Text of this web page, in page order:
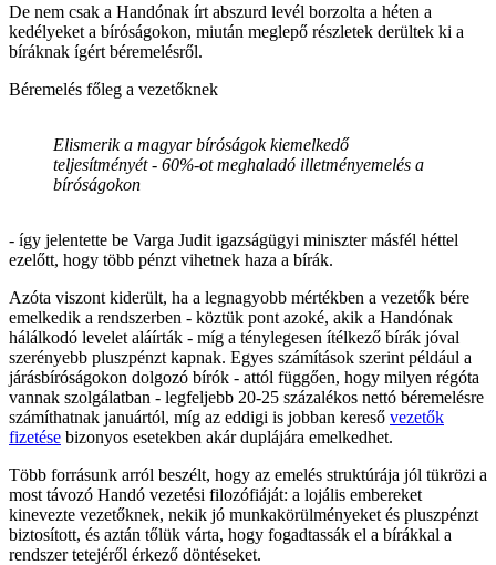
De nem csak a Handónak írt abszurd levél borzolta a héten a
kedélyeket a bíróságokon, miután meglepő részletek derültek ki a
bíráknak ígért béremelésről.
Béremelés főleg a vezetőknek
Elismerik a magyar bíróságok kiemelkedő
teljesítményét - 60%-ot meghaladó illetményemelés a
bíróságokon
- így jelentette be Varga Judit igazságügyi miniszter másfél héttel
ezelőtt, hogy több pénzt vihetnek haza a bírák.
Azóta viszont kiderült, ha a legnagyobb mértékben a vezetők bére
emelkedik a rendszerben - köztük pont azoké, akik a Handónak
hálálkodó levelet aláírták - míg a ténylegesen ítélkező bírák jóval
szerényebb pluszpénzt kapnak. Egyes számítások szerint például a
járásbíróságokon dolgozó bírók - attól függően, hogy milyen régóta
vannak szolgálatban - legfeljebb 20-25 százalékos nettó béremelésre
számíthatnak januártól, míg az eddigi is jobban kereső vezetők
fizetése bizonyos esetekben akár duplájára emelkedhet.
Több forrásunk arról beszélt, hogy az emelés struktúrája jól tükrözi a
most távozó Handó vezetési filozófiáját: a lojális embereket
kinevezte vezetőknek, nekik jó munkakörülményeket és pluszpénzt
biztosított, és aztán tőlük várta, hogy fogadtassák el a bírákkal a
rendszer tetejéről érkező döntéseket.